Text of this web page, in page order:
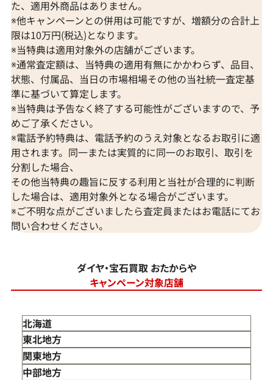
た、適用外商品はありません。
※他キャンペーンとの併用は可能ですが、増額分の合計上
限は10万円(税込)となります。
※当特典は適用対象外の店舗がございます。
※通常査定額は、当特典の適用有無にかかわらず、品目、
状態、付属品、当日の市場相場その他の当社統一査定基
準に基づいて算定します。
※当特典は予告なく終了する可能性がございますので、予
めご了承ください。
※電話予約特典は、電話予約のうえ対象となるお取引に適
用されます。同一または実質的に同一のお取引、取引を
分割した場合、
その他当特典の趣旨に反する利用と当社が合理的に判断
した場合は、適用対象外となる場合がございます。
※ご不明な点がございましたら査定員またはお電話にてお
問い合わせください。
ダイヤ・宝石買取 おたからや
キャンペーン対象店舗
北海道
東北地方
青森県
岩手県
関東地方
東京都
中部地方